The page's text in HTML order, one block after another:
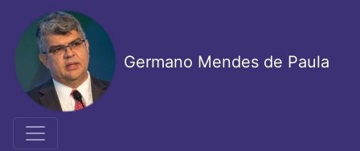
para
conteúdo
principal
Germano Mendes de Paula